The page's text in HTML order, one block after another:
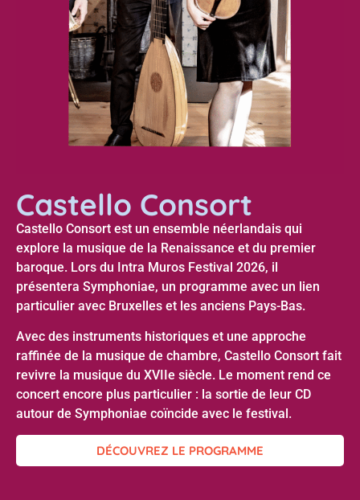
Castello Consort
Castello Consort est un ensemble néerlandais qui
explore la musique de la Renaissance et du premier
baroque. Lors du Intra Muros Festival 2026, il
présentera Symphoniae, un programme avec un lien
particulier avec Bruxelles et les anciens Pays-Bas.
Avec des instruments historiques et une approche
raffinée de la musique de chambre, Castello Consort fait
revivre la musique du XVIIe siècle. Le moment rend ce
concert encore plus particulier : la sortie de leur CD
autour de Symphoniae coïncide avec le festival.
DÉCOUVREZ LE PROGRAMME